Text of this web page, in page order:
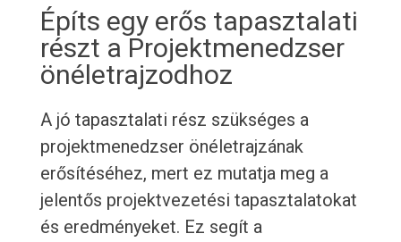
Építs egy erős tapasztalati
részt a Projektmenedzser
önéletrajzodhoz
A jó tapasztalati rész szükséges a
projektmenedzser önéletrajzának
erősítéséhez, mert ez mutatja meg a
jelentős projektvezetési tapasztalatokat
és eredményeket. Ez segít a